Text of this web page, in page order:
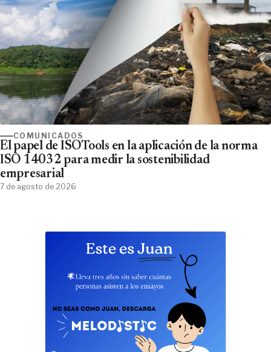
COMUNICADOS
El papel de ISOTools en la aplicación de la norma
ISO 14032 para medir la sostenibilidad
empresarial
7 de agosto de 2026